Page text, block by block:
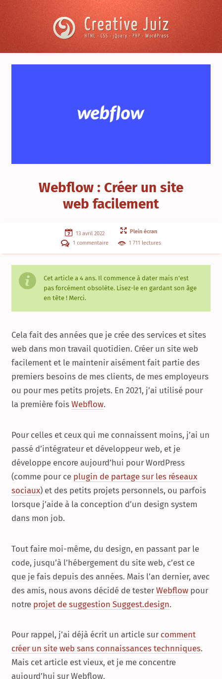
Webflow : Créer un site
web facilement
13 avril 2022
Plein écran
1 commentaire
1 711 lectures
Cet article a 4 ans. Il commence à dater mais n'est
pas forcément obsolète. Lisez-le en gardant son âge
en tête ! Merci.
Cela fait des années que je crée des services et sites
web dans mon travail quotidien. Créer un site web
facilement et le maintenir aisément fait partie des
premiers besoins de mes clients, de mes employeurs
ou pour mes petits projets. En 2021, j’ai utilisé pour
la première fois Webflow.
Pour celles et ceux qui me connaissent moins, j’ai un
passé d’intégrateur et développeur web, et je
développe encore aujourd’hui pour WordPress
(comme pour ce plugin de partage sur les réseaux
sociaux) et des petits projets personnels, ou parfois
lorsque j’aide à la conception d’un design system
dans mon job.
Tout faire moi-même, du design, en passant par le
code, jusqu’à l’hébergement du site web, c’est ce
que je fais depuis des années. Mais l’an dernier, avec
des amis, nous avons décidé de testerWebflow pour
notre projet de suggestion Suggest.design.
Pour rappel, j’ai déjà écrit un article sur comment
créer un site web sans connaissances technniques.
Mais cet article est vieux, et je me concentre
aujourd’hui sur Webflow.